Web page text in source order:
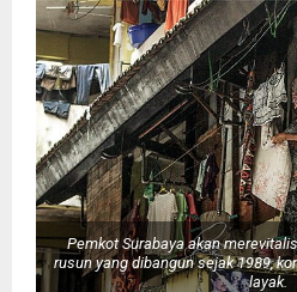
Pemkot Surabaya akan
rusun yang dibangun sejak 1989,
layak.